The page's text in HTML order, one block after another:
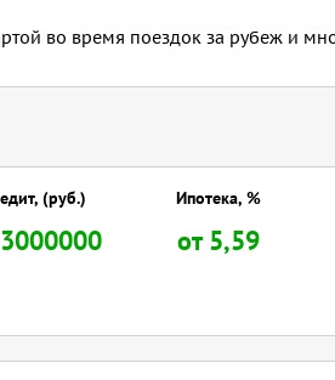
во время поездок за рубеж и
(руб.) Ипотека, %
от 5,59